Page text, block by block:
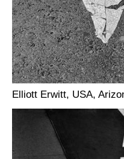
Elliott Erwitt, USA,